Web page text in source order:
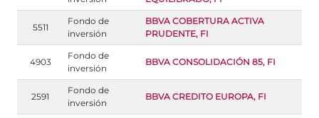
5511
Fondo de
inversión
BBVA COBERTURA ACTIVA
PRUDENTE, FI
4903
Fondo de
inversión
BBVA CONSOLIDACIÓN 85, FI
2591
Fondo de
inversión
BBVA CREDITO EUROPA, FI